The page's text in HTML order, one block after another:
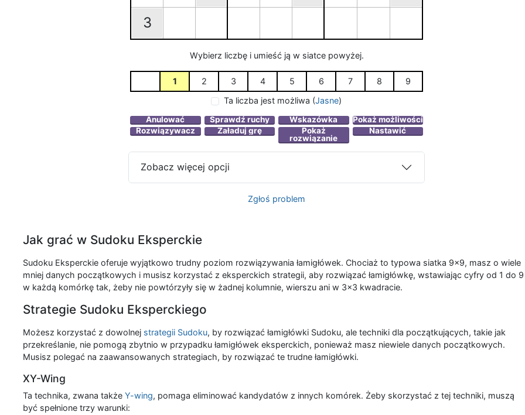
3
Wybierz liczbę i umieść ją w siatce powyżej.
1 2 3 4 5 6 7 8
9
Ta liczba jest możliwa (Jasne)
Zobacz więcej opcji
Zgłoś problem
Jak grać w Sudoku Eksperckie
Sudoku Eksperckie oferuje wyjątkowo trudny poziom rozwiązywania łamigłówek. Chociaż to typowa siatka 9x9, masz o wiele
mniej danych początkowych i musisz korzystać z eksperckich strategii, aby rozwiązać łamigłówkę, wstawiając cyfry od 1 do 9
w każdą komórkę tak, żeby nie powtórzyły się w żadnej kolumnie, wierszu ani w 3x3 kwadracie.
Strategie Sudoku Eksperckiego
Możesz korzystać z dowolnej strategii Sudoku, by rozwiązać łamigłówki Sudoku, ale techniki dla początkujących, takie jak
przekreślanie, nie pomogą zbytnio w przypadku łamigłówek eksperckich, ponieważ masz niewiele danych początkowych.
Musisz polegać na zaawansowanych strategiach, by rozwiązać te trudne łamigłówki.
XY-Wing
Ta technika, zwana także Y-wing, pomaga eliminować kandydatów z innych komórek. Żeby skorzystać z tej techniki, muszą
być spełnione trzy warunki: